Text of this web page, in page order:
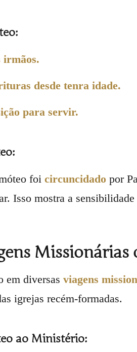
irmãos.
desde tenra idade.
para servir.
foi circuncidado por
Isso mostra a
Missionárias
em diversas viagens
igrejas recém-formadas.
ao Ministério: